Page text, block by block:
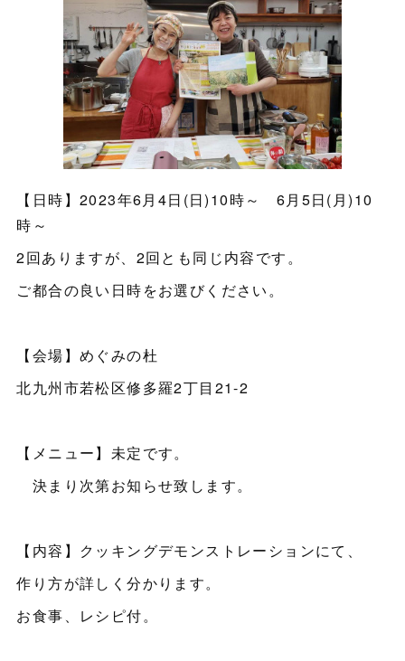
【日時】2023年6月4日(日)10時～ 6月5日(月)10
時～
2回ありますが、2回とも同じ内容です。
ご都合の良い日時をお選びください。
【会場】めぐみの杜
北九州市若松区修多羅2丁目21-2
【メニュー】未定です。
決まり次第お知らせ致します。
【内容】クッキングデモンストレーションにて、
作り方が詳しく分かります。
お食事、レシピ付。